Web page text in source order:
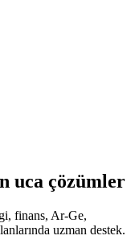
uca çözümler
finans, Ar-Ge,
uzman destek.